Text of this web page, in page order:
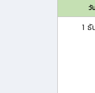
วั
1 ธั